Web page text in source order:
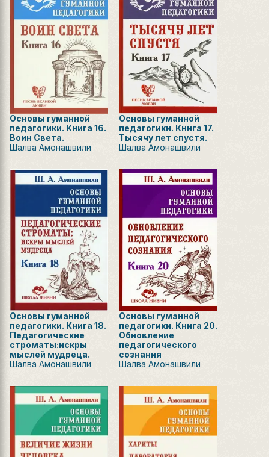
Основы гуманной
педагогики. Книга 16.
Воин Света.
Шалва Амонашвили
Основы гуманной
педагогики. Книга 17.
Тысячу лет спустя.
Шалва Амонашвили
Основы гуманной
педагогики. Книга 18.
Педагогические
строматы:искры
мыслей мудреца.
Шалва Амонашвили
Основы гуманной
педагогики. Книга 20.
Обновление
педагогического
сознания
Шалва Амонашвили